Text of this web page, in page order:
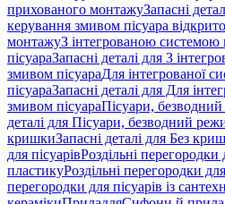
прихованого монтажуЗапасні
керування змивом пісуара
монтажуЗ інтегрованою
пісуараЗапасні деталі для З
змивом пісуараДля інтегрованої
пісуараЗапасні деталі для Для
змивом пісуараПісуари,
деталі для Пісуари, безводний
кришкиЗапасні деталі для Без
для пісуарівРоздільні перегородки
пластикуРоздільні перегородки для
перегородки для пісуарів із